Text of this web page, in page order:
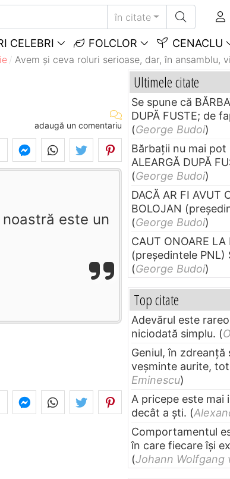
în citate
CELEBRI FOLCLOR CENACLU
Avem şi ceva roluri serioase, dar, în ansamblu,
adaugă un comentariu
este un
Ultimele citate
Se spune că
DUPĂ FUSTE; de
(George Budoi)
Bărbaţii nu mai pot
ALEARGĂ DUPĂ
(George Budoi)
DACĂ AR FI AVUT
BOLOJAN
(George Budoi)
CAUT ONOARE LA
(preşedintele PNL)
(George Budoi)
Top citate
Adevărul este
niciodată simplu. (
Geniul, în zdreanţă
veşminte aurite,
Eminescu)
A pricepe este mai
decât a ști. (
Comportamentul
în care fiecare își
(Johann Wolfgang